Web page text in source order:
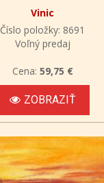
Vinic
Číslo položky: 8691
Voľný predaj
Cena: 59,75 €
ZOBRAZIŤ